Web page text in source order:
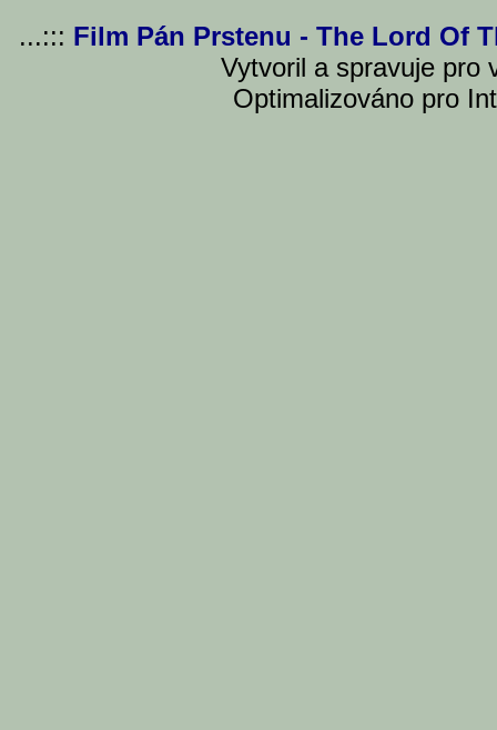
...::: Film Pán Prstenu - The Lord Of
Vytvoril a spravuje pro
Optimalizováno pro